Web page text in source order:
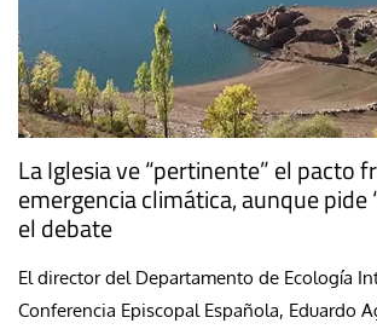
La Iglesia ve “pertinente” el pacto
emergencia climática, aunque pide
el debate
El director del Departamento de Ecología
Conferencia Episcopal Española, Eduardo